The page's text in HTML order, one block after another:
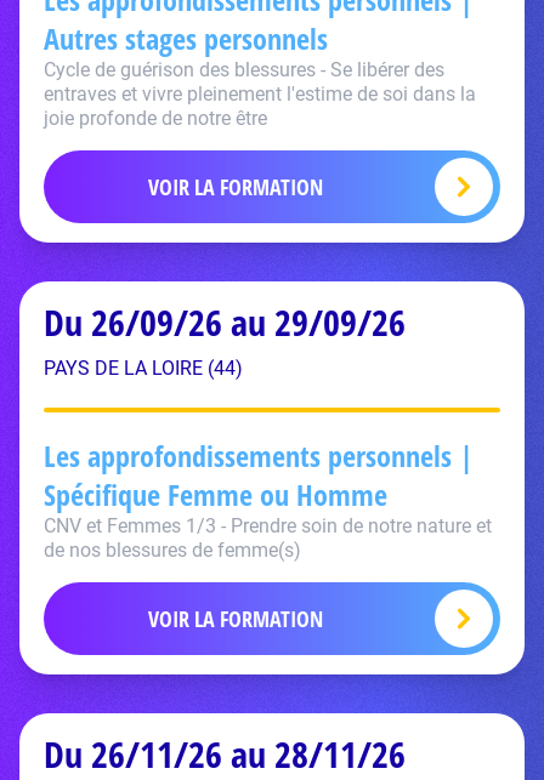
Autres stages personnels
Cycle de guérison des blessures - Se libérer des
entraves et vivre pleinement l'estime de soi dans la
joie profonde de notre être
VOIR LA FORMATION
Du 26/09/26 au 29/09/26
PAYS DE LA LOIRE (44)
Les approfondissements personnels |
Spécifique Femme ou Homme
CNV et Femmes 1/3 - Prendre soin de notre nature et
de nos blessures de femme(s)
VOIR LA FORMATION
Du 26/11/26 au 28/11/26